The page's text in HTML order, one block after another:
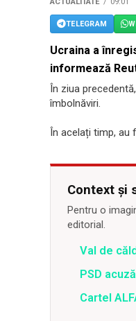
ACTUALITATE 09:01
TELEGRAM
Ucraina a
informează
În ziua
îmbolnăviri.
În acelați timp, au
Context și
Pentru o
editorial.
Val de
PSD
Cartel